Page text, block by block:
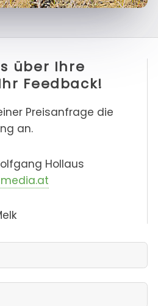
über Ihre
Feedback!
Preisanfrage die
an.
Hollaus